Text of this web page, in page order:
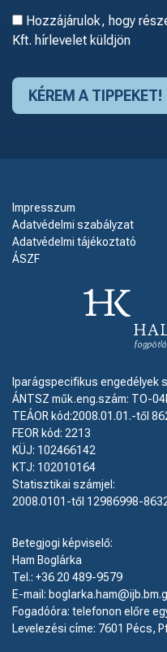
Hozzájárulok, hogy
Kft. hírlevelet küldjön
Impresszum
Adatvédelmi szabályzat
Adatvédelmi tájékoztató
ÁSZF
Iparágspecifikus engedélyek
ÁNTSZ műk.eng.szám: TO-
TEÁOR kód:2008.01.01.-től
FEOR kód: 2213
KÜJ: 102466142
KTJ: 102010164
Statisztikai számjel:
2008.0101-től 12986998-
Betegjogi képviselő:
Ham Boglárka
Tel.: +36 20 489-9579
E-mail:
Fogadóóra: telefonon előre
Levelezési címe: 7601 Pécs,